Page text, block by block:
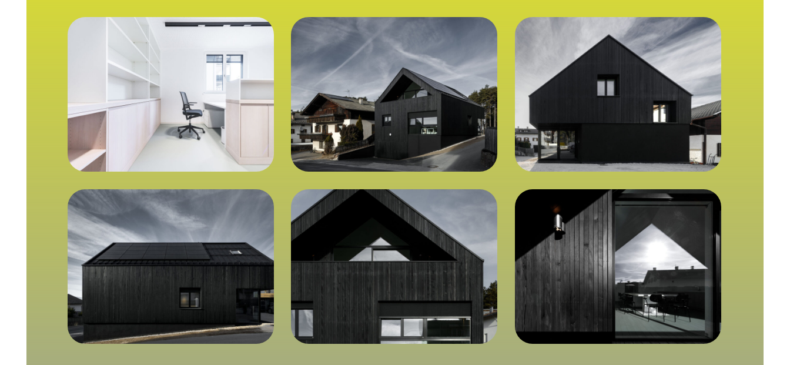
_DR67434B _DR67296B _DR67399B
_DR67346B _DR67308_10B _DR67157_9B